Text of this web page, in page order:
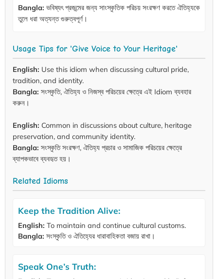
Bangla: ভবিষ্যৎ প্রজন্মের জন্য সাংস্কৃতিক পরিচয় সংরক্ষণ করতে ঐতিহ্যকে
তুলে ধরা অত্যন্ত গুরুত্বপূর্ণ।
Usage Tips for 'Give Voice to Your Heritage'
English: Use this idiom when discussing cultural pride,
tradition, and identity.
Bangla: সংস্কৃতি, ঐতিহ্য ও নিজস্ব পরিচয়ের ক্ষেত্রে এই Idiom ব্যবহার
করুন।
English: Common in discussions about culture, heritage
preservation, and community identity.
Bangla: সংস্কৃতি সংরক্ষণ, ঐতিহ্য প্রচার ও সামাজিক পরিচয়ের ক্ষেত্রে
ব্যাপকভাবে ব্যবহৃত হয়।
Related Idioms
Keep the Tradition Alive:
English: To maintain and continue cultural customs.
Bangla: সংস্কৃতি ও ঐতিহ্যের ধারাবাহিকতা বজায় রাখা।
Speak One’s Truth: